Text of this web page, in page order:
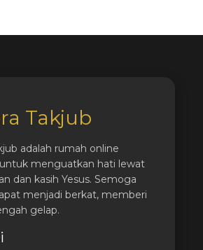
Takjub
adalah rumah online
menguatkan hati lewat
dan kasih Yesus. Semoga
menjadi berkat, memberi
gelap.